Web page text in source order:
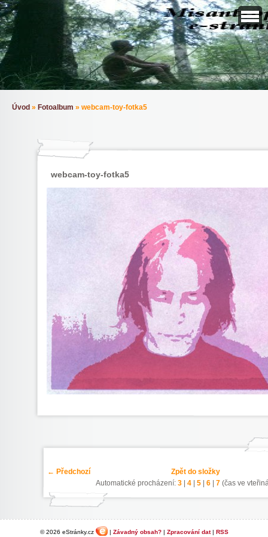
Úvod » Fotoalbum » webcam-toy-fotka5
webcam-toy-fotka5
← Předchozí
Zpět do složky
Automatické procházení: 3| 4| 5| 6| 7(čas ve
© 2026 eStránky.cz | Závadný obsah?| Zpracování dat| RSS